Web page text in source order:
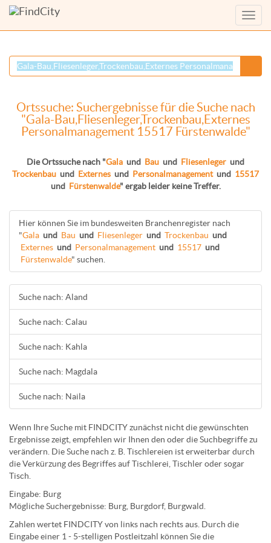
Menü
Ortssuche: Suchergebnisse für die Suche nach
"Gala-Bau,Fliesenleger,Trockenbau,Externes
Personalmanagement 15517 Fürstenwalde"
Die Ortssuche nach "Gala und Bau und Fliesenleger und
Trockenbau und Externes und Personalmanagement und 15517
und Fürstenwalde" ergab leider keine Treffer.
Hier können Sie im bundesweiten Branchenregister nach
"Gala und Bau und Fliesenleger und Trockenbau und
Externes und Personalmanagement und 15517 und
Fürstenwalde" suchen.
Suche nach: Aland
Suche nach: Calau
Suche nach: Kahla
Suche nach: Magdala
Suche nach: Naila
Wenn Ihre Suche mit FINDCITY zunächst nicht die gewünschten
Ergebnisse zeigt, empfehlen wir Ihnen den oder die Suchbegriffe zu
verändern. Die Suche nach z. B. Tischlereien ist erweiterbar durch
die Verkürzung des Begriffes aufTischlerei Tischleroder sogar
Tisch
Eingabe: Burg
Mögliche Suchergebnisse: Burg Burgdorf, Burgwald.
Zahlen wertet FINDCITY von links nach rechts aus. Durch die
Eingabe einer 1 - 5-stelligen Postleitzahl können Sie die